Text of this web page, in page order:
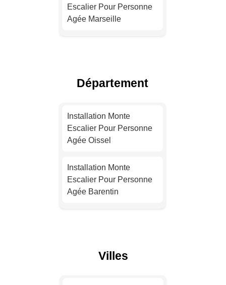
Escalier Pour Personne
Agée Marseille
Agée Toulouse
Agée Nice
Installation Monte
Département
Installation Monte
Escalier Pour Personne
Agée Oissel
Installation Monte
Escalier Pour Personne
Agée Barentin
Villes